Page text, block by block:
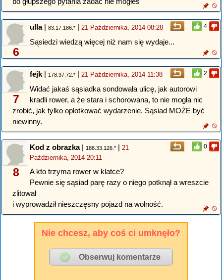
4
6
ulla| 83.17.186.* | 21 Października, 2014 08:28
Sąsiedzi wiedzą więcej niż nam się wydaje...
2
7
fejk | 178.37.72.* | 21 Października, 2014 11:38
Widać jakaś sąsiadka sondowała ulicę, jak autorowi
kradli rower, a że stara i schorowana, to nie mogła nic
zrobić, jak tylko oplotkować wydarzenie. Sąsiad MOŻE być
niewinny.
0
8
Kod z obrazka| 188.33.126.* | 21
Października, 2014 20:11
A kto trzyma rower w klatce?
Pewnie się sąsiad parę razy o niego potknął a wreszcie
zlitował
i wyprowadził nieszczęsny pojazd na wolność.
Nie chcesz, aby coś ci umknęło?